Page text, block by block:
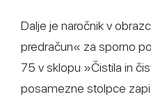
Dalje je naročnik v
predračun« za sporno
75 v sklopu »Čistila in
posamezne stolpce